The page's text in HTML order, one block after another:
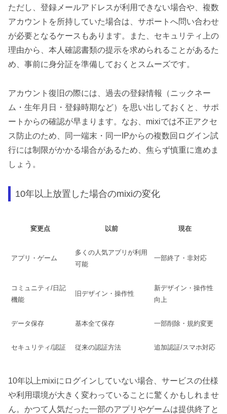
ただし、登録メールアドレスが利用できない場合や、複数
アカウントを所持していた場合は、サポートへ問い合わせ
が必要となるケースもあります。また、セキュリティ上の
理由から、本人確認書類の提示を求められることがあるた
め、事前に身分証を準備しておくとスムーズです。
アカウント復旧の際には、過去の登録情報（ニックネー
ム・生年月日・登録時期など）を思い出しておくと、サポ
ートからの確認が早まります。なお、mixiでは不正アクセ
ス防止のため、同一端末・同一IPからの複数回ログイン試
行には制限がかかる場合があるため、焦らず慎重に進めま
しょう。
10年以上放置した場合のmixiの変化
変更点 以前 現在
アプリ・ゲーム
多くの人気アプリが利用
可能
一部終了・非対応
コミュニティ/日記
機能
旧デザイン・操作性
新デザイン・操作性
向上
データ保存 基本全て保存 一部削除・規約変更
セキュリティ/認証 従来の認証方法 追加認証/スマホ対応
10年以上mixiにログインしていない場合、サービスの仕様
や利用環境が大きく変わっていることに驚くかもしれませ
ん。かつて人気だった一部のアプリやゲームは提供終了と